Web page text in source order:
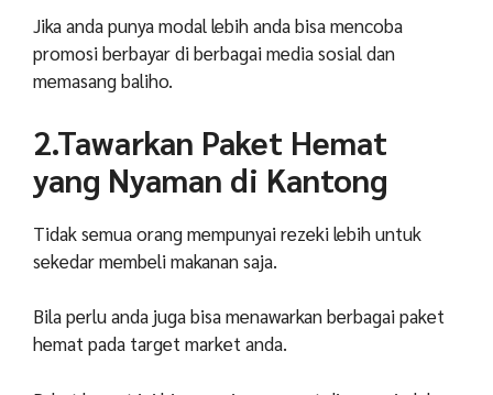
Jika anda punya modal lebih anda bisa mencoba
promosi berbayar di berbagai media sosial dan
memasang baliho.
2.Tawarkan Paket Hemat
yang Nyaman di Kantong
Tidak semua orang mempunyai rezeki lebih untuk
sekedar membeli makanan saja.
Bila perlu anda juga bisa menawarkan berbagai paket
hemat pada target market anda.